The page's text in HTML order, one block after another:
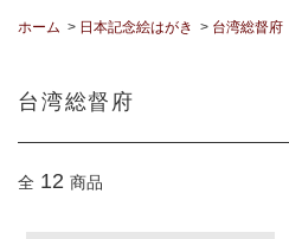
ホーム > 日本記念絵はがき > 台湾総督府
台湾総督府
全 12 商品